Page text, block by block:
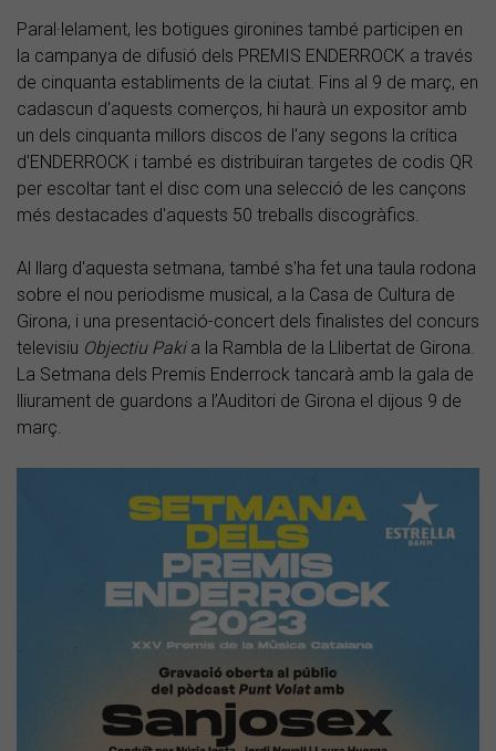
Paral·lelament, les botigues gironines també participen en
la campanya de difusió dels PREMIS ENDERROCK a través
de cinquanta establiments de la ciutat. Fins al 9 de març, en
cadascun d'aquests comerços, hi haurà un expositor amb
un dels cinquanta millors discos de l'any segons la crítica
d'ENDERROCK i també es distribuiran targetes de codis QR
per escoltar tant el disc com una selecció de les cançons
més destacades d'aquests 50 treballs discogràfics.
Al llarg d'aquesta setmana, també s'ha fet una taula rodona
sobre el nou periodisme musical, a la Casa de Cultura de
Girona, i una presentació-concert dels finalistes del concurs
televisiu Objectiu Pakia la Rambla de la Llibertat de Girona.
La Setmana dels Premis Enderrock tancarà amb la gala de
lliurament de guardons a l’Auditori de Girona el dijous 9 de
març.